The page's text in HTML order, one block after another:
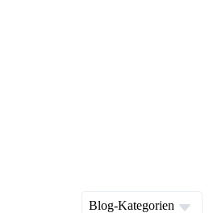
Blog-Kategorien